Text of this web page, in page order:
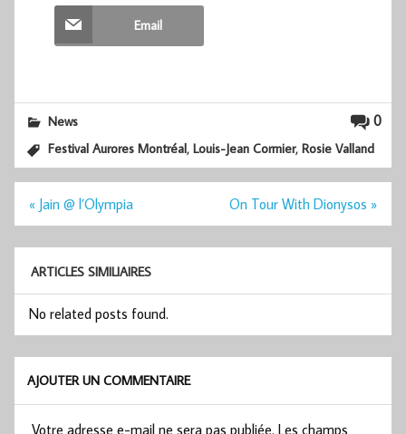
Email
0
News
Festival Aurores Montréal,Louis-Jean Cormier,Rosie Valland
Navigation
de
« Jain @ l’Olympia On Tour With Dionysos »
ARTICLES SIMILIAIRES
No related posts found.
AJOUTER UN COMMENTAIRE
Votre adresse e-mail ne sera pas publiée. Les champs